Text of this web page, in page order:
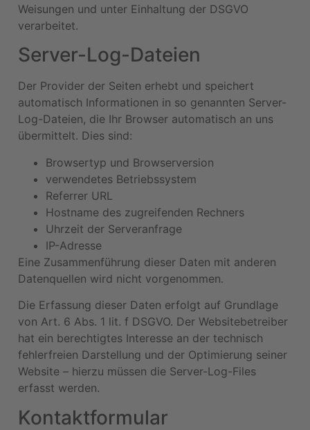
Weisungen und unter Einhaltung der DSGVO
verarbeitet.
Server-Log-Dateien
Der Provider der Seiten erhebt und speichert
automatisch Informationen in so genannten Server-
Log-Dateien, die Ihr Browser automatisch an uns
übermittelt. Dies sind:
Browsertyp und Browserversion
verwendetes Betriebssystem
Referrer URL
Hostname des zugreifenden Rechners
Uhrzeit der Serveranfrage
IP-Adresse
Eine Zusammenführung dieser Daten mit anderen
Datenquellen wird nicht vorgenommen.
Die Erfassung dieser Daten erfolgt auf Grundlage
von Art. 6 Abs. 1 lit. f DSGVO. Der Websitebetreiber
hat ein berechtigtes Interesse an der technisch
fehlerfreien Darstellung und der Optimierung seiner
Website – hierzu müssen die Server-Log-Files
erfasst werden.
Kontaktformular